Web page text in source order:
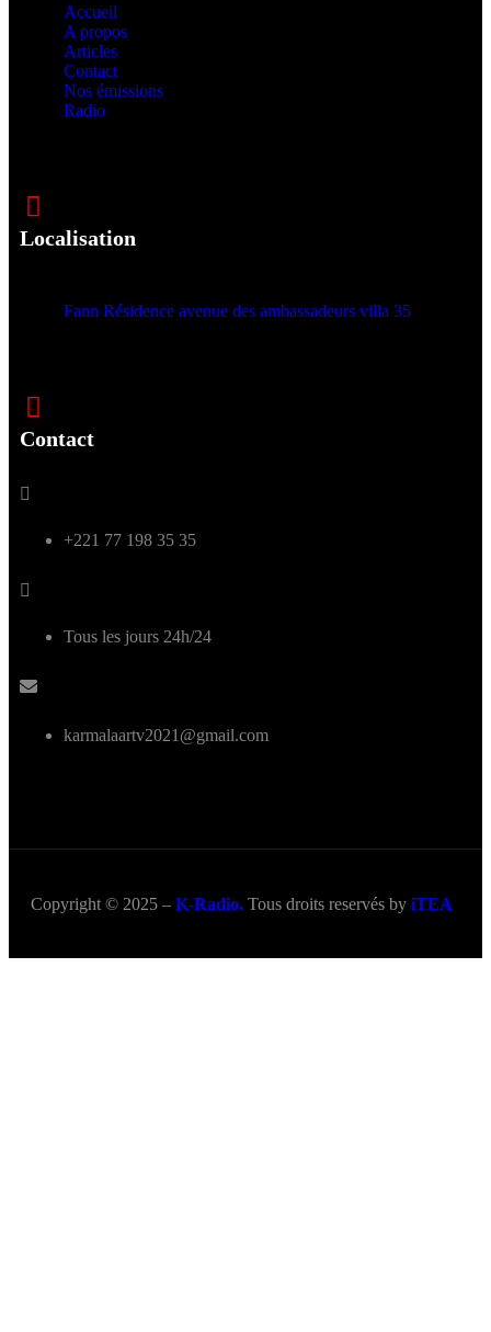
Accueil
A propos
Articles
Contact
Nos émissions
Radio
Localisation
Fann Résidence avenue des ambassadeurs villa 35
Contact
+221 77 198 35 35
Tous les jours 24h/24
karmalaartv2021@gmail.com
Copyright © 2025 – K-Radio. Tous droits reservés by iTEA